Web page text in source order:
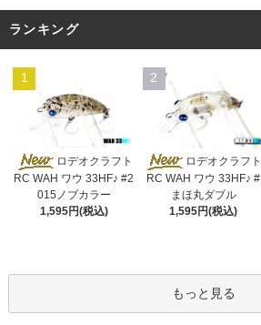
ランキング
1
ロデオクラフト
RC WAH ワウ 33HF♪ #2
015ノブカラー
1,595円(税込)
2
ロデオクラフト
RC WAH ワウ 33HF♪ #
まほ丸ダブル
1,595円(税込)
もっと見る